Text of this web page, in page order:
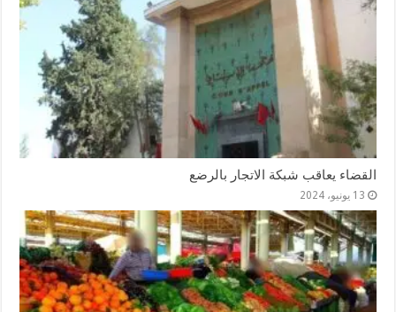
القضاء يعاقب شبكة الاتجار بالرضع
13 يونيو، 2024